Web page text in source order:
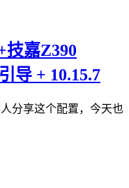
技嘉Z390
导 + 10.15.7
分享这个配置，今天也